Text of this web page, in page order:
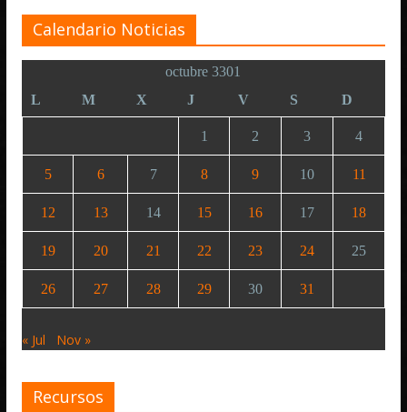
Calendario Noticias
octubre 3301
L
M X J V S D
1 2 3 4
5 6 7 8 9 10 11
12 13 14 15 16 17 18
19 20 21 22 23 24 25
26 27 28 29 30 31
« Jul Nov »
Recursos